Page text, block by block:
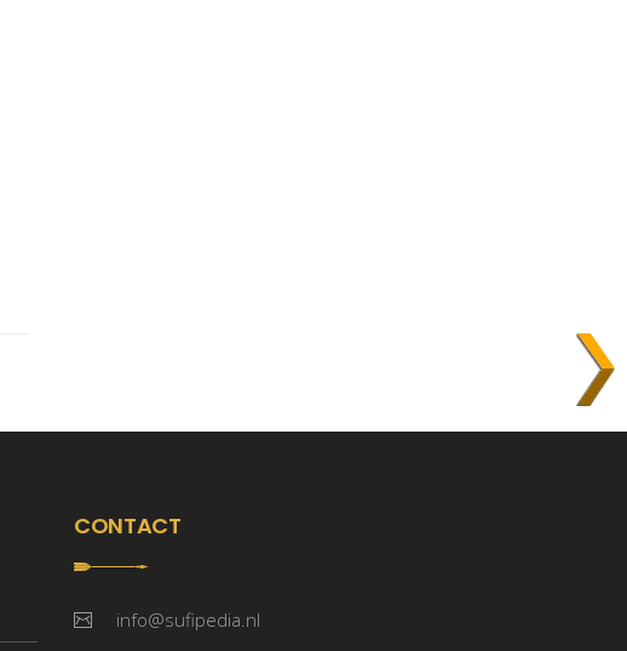
CONTACT
info@sufipedia.nl